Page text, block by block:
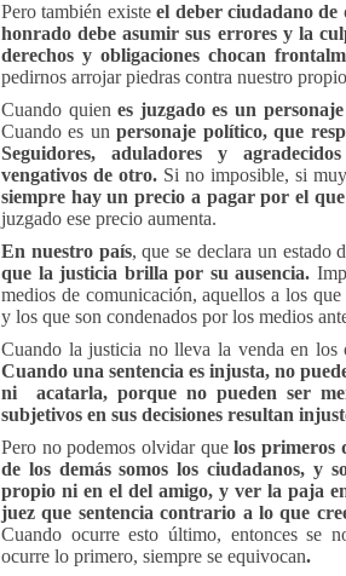
Pero también existeel deber ciudadano de
honrado debe asumir sus errores y la
derechos y obligaciones chocan
pedirnos arrojar piedras contra nuestro
Cuando quienes juzgado es un
Cuando es unpersonaje político, que
Seguidores, aduladores y
vengativos de otro. Si no imposible, si
siempre hay un precio a pagar por el
juzgado ese precio aumenta.
En nuestro país, que se declara un estado
que la justicia brilla por su ausencia.
medios de comunicación, aquellos a los
y los que son condenados por los medios
Cuando la justicia no lleva la venda en
Cuando una sentencia es injusta, no
ni
acatarla, porque no pueden ser
subjetivos en sus decisiones resultan
Pero no podemos olvidar quelos primeros
de los demás somos los ciudadanos, y
propio ni en el del amigo, y ver la paja
juez que sentencia contrario a lo que
Cuando ocurre esto último, entonces se
ocurre lo primero, siempre se equivocan.